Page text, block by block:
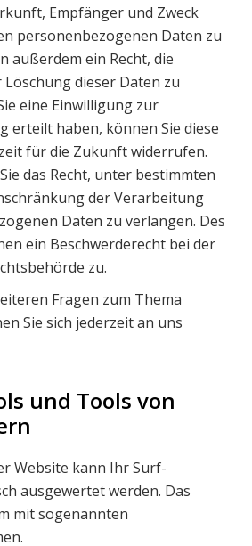
Empfänger und Zweck
personenbezogenen Daten zu
außerdem ein Recht, die
dieser Daten zu
eine Einwilligung zur
erteilt haben, können Sie diese
für die Zukunft widerrufen.
das Recht, unter bestimmten
der Verarbeitung
Daten zu verlangen. Des
ein Beschwerderecht bei der
zu.
Fragen zum Thema
Sie sich jederzeit an uns
und Tools von
Website kann Ihr Surf-
ausgewertet werden. Das
mit sogenannten